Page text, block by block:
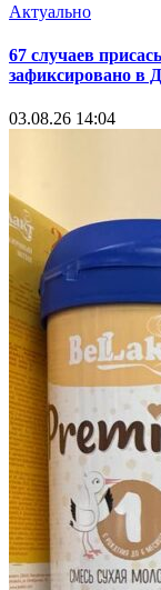
Актуально
67 случаев
зафиксировано в
03.08.26 14:04